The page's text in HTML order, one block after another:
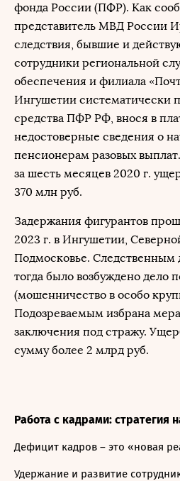
фонда России (ПФР). Как
представитель МВД России
следствия, бывшие и
сотрудники региональной
обеспечения и филиала
Ингушетии систематически
средства ПФР РФ, внося в
недостоверные сведения о
пенсионерам разовых
за шесть месяцев 2020 г.
370 млн руб.
Задержания фигурантов
2023 г. в Ингушетии,
Подмосковье.
тогда было возбуждено дело
(мошенничество в особо
Подозреваемым избрана
заключения под стражу.
сумму более 2 млрд руб.
Работа с кадрами: стратегия
Дефицит кадров – это «новая
Удержание и развитие